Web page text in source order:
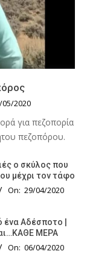
05/2020
για πεζοπορία
πεζοπόρου.
ο σκύλος που
μέχρι τον τάφο
On: 29/04/2020
ένα Αδέσποτο |
ΜΕΡΑ
On: 06/04/2020